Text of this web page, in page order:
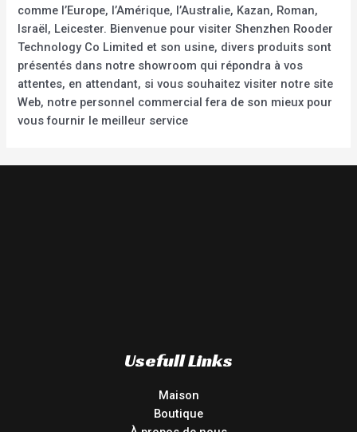
comme l’Europe, l’Amérique, l’Australie, Kazan, Roman,
Israël, Leicester. Bienvenue pour visiter Shenzhen Rooder
Technology Co Limited et son usine, divers produits sont
présentés dans notre showroom qui répondra à vos
attentes, en attendant, si vous souhaitez visiter notre site
Web, notre personnel commercial fera de son mieux pour
vous fournir le meilleur service
Usefull Links
Maison
Boutique